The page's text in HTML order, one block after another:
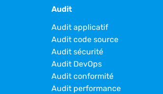
Audit
Audit applicatif
Audit code source
Audit sécurité
Audit DevOps
Audit conformité
Audit performance